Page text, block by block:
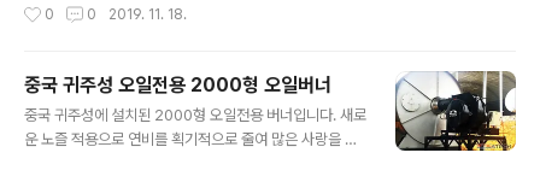
0 0 2019. 11. 18.
중국 귀주성 오일전용 2000형 오일버너
중국 귀주성에 설치된 2000형 오일전용 버너입니다. 새로
운 노즐 적용으로 연비를 획기적으로 줄여 많은 사랑을 받